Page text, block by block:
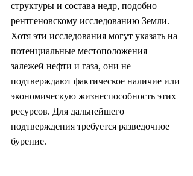
структуры и состава недр, подобно
рентгеновскому исследованию Земли.
Хотя эти исследования могут указать на
потенциальные местоположения
залежей нефти и газа, они не
подтверждают фактическое наличие или
экономическую жизнеспособность этих
ресурсов. Для дальнейшего
подтверждения требуется разведочное
бурение.